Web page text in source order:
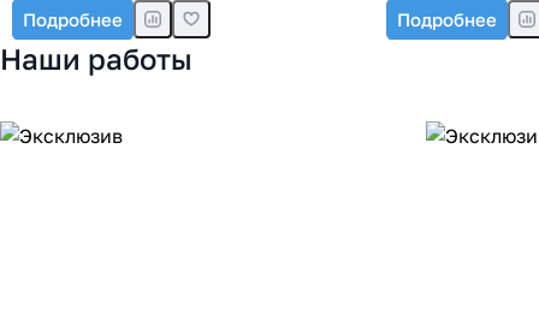
Подробнее Подробнее
Наши работы